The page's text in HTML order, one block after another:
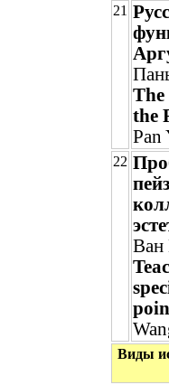
21
The
the
Pan
22
Ван
Виды